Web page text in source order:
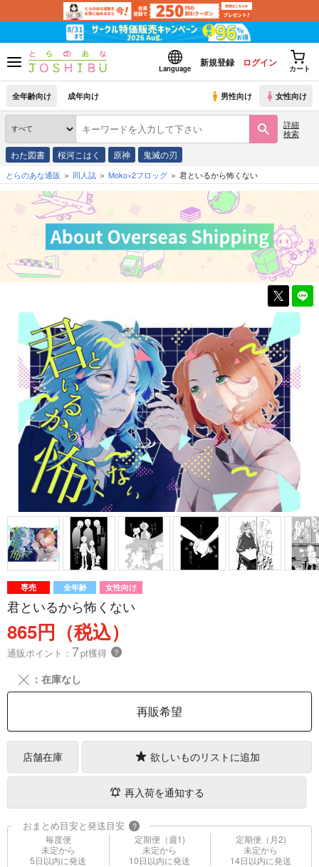
Language
新規登録 ログイン
カート
全年齢向け 成年向け 男性向け 女性向け
詳細
検索
わた図書 桜河こはく 原神 鬼滅の刃
とらのあな通販 同人誌 Moko×2フロッグ 君といるから怖くない
専売 全年齢 女性向け
君といるから怖くない
865円（税込）
通販ポイント： 7pt獲得 ？
╳ ：在庫なし
再販希望
店舗在庫 欲しいものリストに追加
再入荷を通知する
おまとめ目安と発送目安 ?
毎度便
未定から
5日以内に発送
定期便（週1)
未定から
10日以内に発送
定期便（月2)
未定から
14日以内に発送